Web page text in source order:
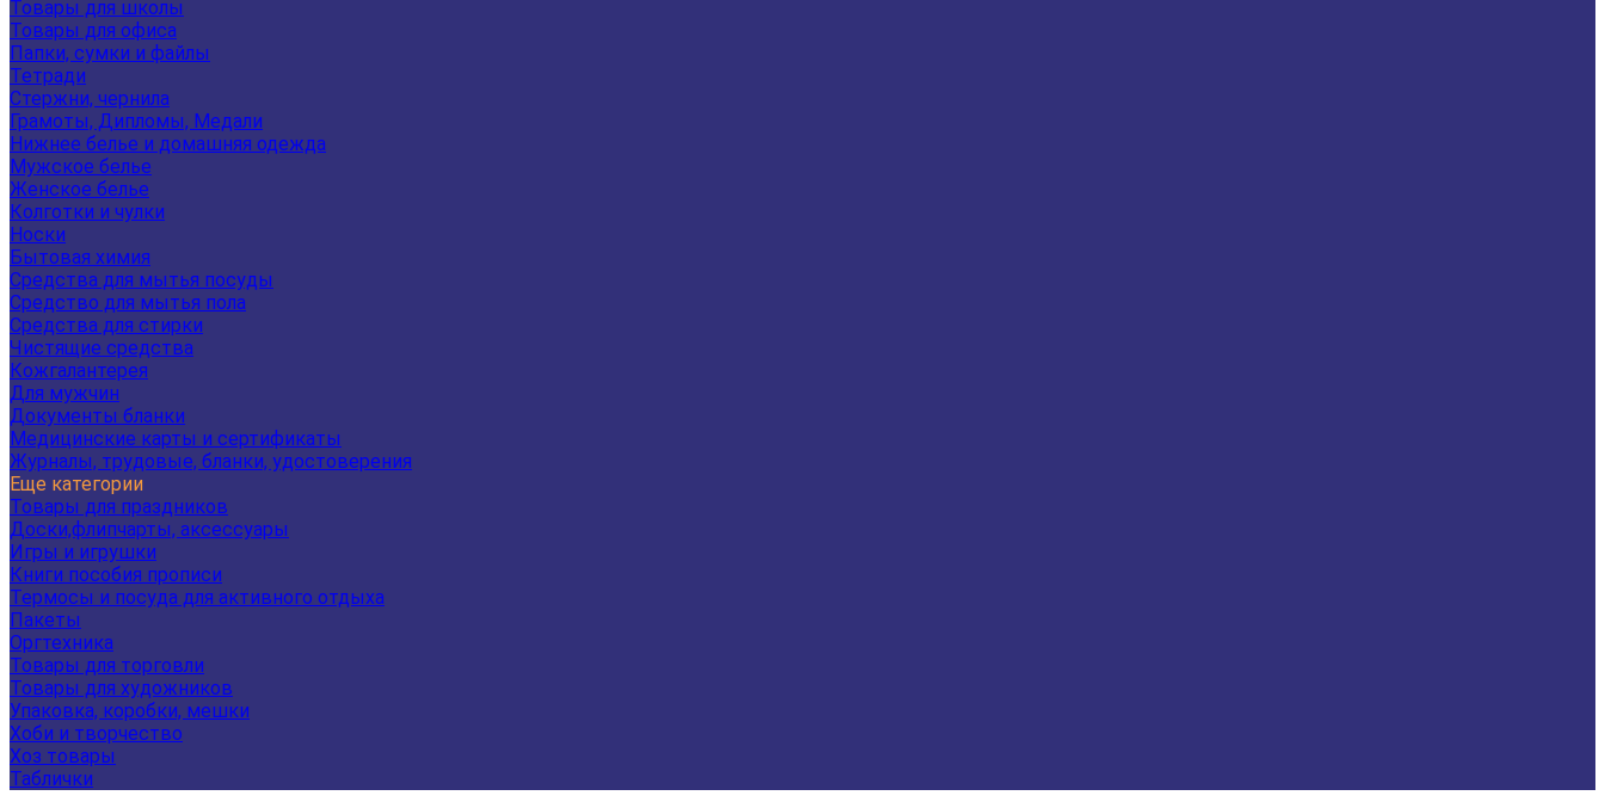
Товары для школы
Товары для офиса
Папки, сумки и файлы
Тетради
Стержни, чернила
Грамоты, Дипломы, Медали
Нижнее белье и домашняя одежда
Мужское белье
Женское белье
Колготки и чулки
Носки
Бытовая химия
Средства для мытья посуды
Средство для мытья пола
Средства для стирки
Чистящие средства
Кожгалантерея
Для мужчин
Документы бланки
Медицинские карты и сертификаты
Журналы, трудовые, бланки, удостоверения
Еще категории
Товары для праздников
Доски,флипчарты, аксессуары
Игры и игрушки
Книги пособия прописи
Термосы и посуда для активного отдыха
Пакеты
Оргтехника
Товары для торговли
Товары для художников
Упаковка, коробки, мешки
Хоби и творчество
Хоз товары
Таблички